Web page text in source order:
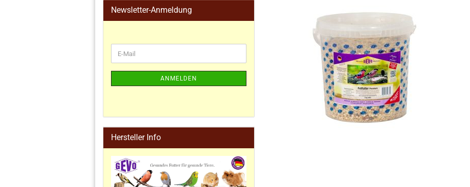
Newsletter-Anmeldung
ANMELDEN
Hersteller Info